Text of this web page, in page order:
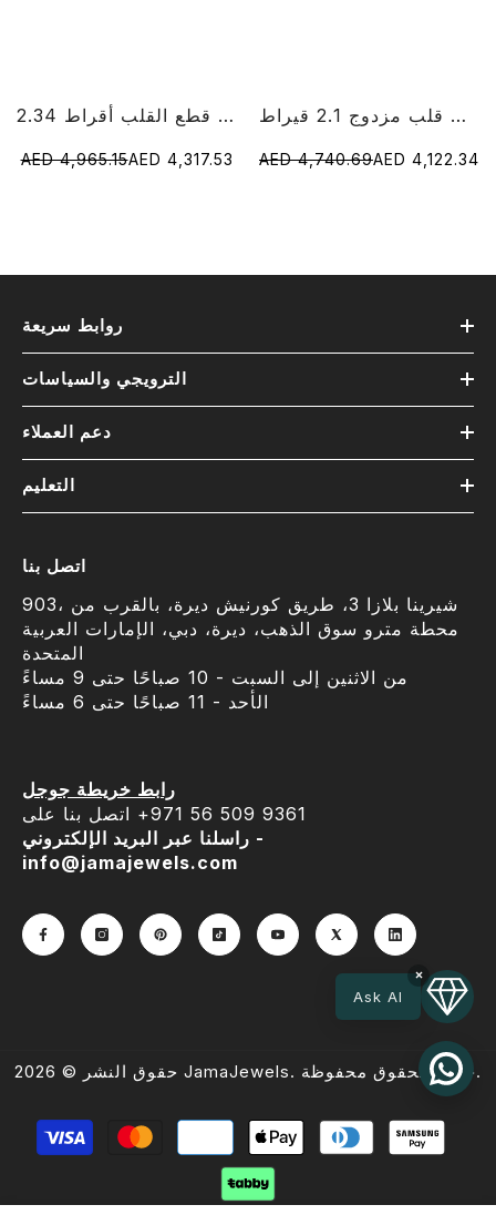
2.34 قيراط مختبر الماس قطع القلب أقراط
AED 4,965.15AED 4,317.53
خاتم الماس على شكل قلب مزدوج 2.1 قيراط
AED 4,740.69AED 4,122.34
×
Ask AI
روابط سريعة
الترويجي والسياسات
دعم العملاء
التعليم
اتصل بنا
903، شيرينا بلازا 3، طريق كورنيش ديرة، بالقرب من
محطة مترو سوق الذهب، ديرة، دبي، الإمارات العربية
المتحدة
من الاثنين إلى السبت - 10 صباحًا حتى 9 مساءً
الأحد - 11 صباحًا حتى 6 مساءً
رابط خريطة جوجل
اتصل بنا على ‎+971 56 509 9361
راسلنا عبر البريد الإلكتروني -
info@jamajewels.com
حقوق النشر © 2026 JamaJewels. جميع الحقوق محفوظة.
طرق
الدفع